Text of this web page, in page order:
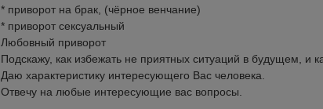
* приворот на брак, (чёрное венчание)
* приворот сексуальный
Любовный приворот
Подскажу, как избежать не приятных ситуаций в будущем, и
Даю характеристику интересующего Вас человека.
Отвечу на любые интересующие вас вопросы.